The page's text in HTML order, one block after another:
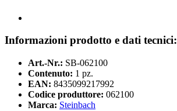
Informazioni prodotto e dati tecnici:
Art.-Nr.: SB-062100
Contenuto: 1 pz.
EAN: 8435099217992
Codice produttore: 062100
Marca: Steinbach